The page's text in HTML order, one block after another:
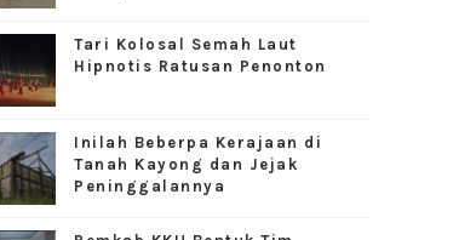
Tari Kolosal Semah Laut
Hipnotis Ratusan Penonton
Inilah Beberpa Kerajaan di
Tanah Kayong dan Jejak
Peninggalannya